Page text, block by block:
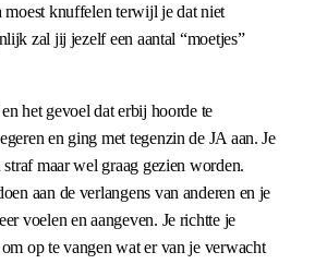
knuffelen terwijl je dat niet
zal jij jezelf een aantal “moetjes”
het gevoel dat erbij hoorde te
en ging met tegenzin de JA aan. Je
maar wel graag gezien worden.
aan de verlangens van anderen en je
voelen en aangeven. Je richtte je
op te vangen wat er van je verwacht